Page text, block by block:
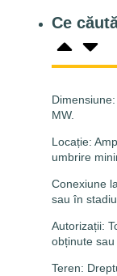
Ce
MW.
Locație:
umbrire
Conexiune
sau în
Autorizații:
obținute
Teren: